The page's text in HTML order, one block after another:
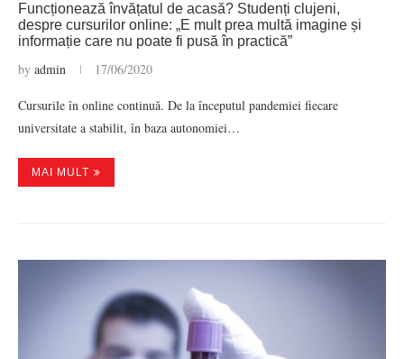
Funcționează învățatul de acasă? Studenți clujeni,
despre cursurilor online: „E mult prea multă imagine și
informație care nu poate fi pusă în practică”
by admin 17/06/2020
Cursurile în online continuă. De la începutul pandemiei fiecare
universitate a stabilit, în baza autonomiei…
MAI MULT